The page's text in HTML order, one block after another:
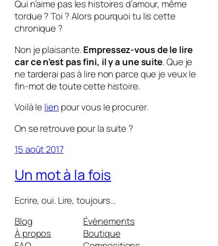
Qui n’aime pas les histoires d’amour, même
tordue ? Toi ? Alors pourquoi tu lis cette
chronique ?
Non je plaisante. Empressez-vous de le lire
car ce n’est pas fini, il y a une suite. Que je
ne tarderai pas à lire non parce que je veux le
fin-mot de toute cette histoire.
Voilà le lien pour vous le procurer.
On se retrouve pour la suite ?
15 août 2017
Un mot à la fois
Ecrire, oui. Lire, toujours…
Blog
À propos
Évènements
Boutique